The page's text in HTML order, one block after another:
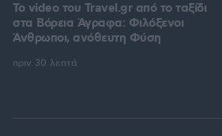
To video του Travel.gr από το ταξίδι
στα Βόρεια Άγραφα: Φιλόξενοι
Άνθρωποι, ανόθευτη Φύση
πριν 30 λεπτά